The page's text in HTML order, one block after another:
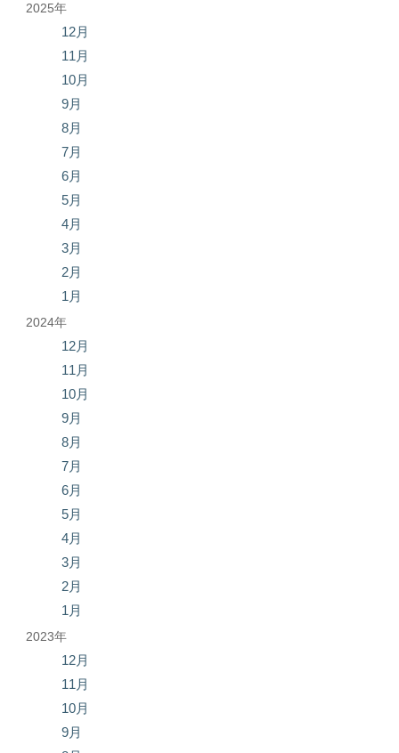
2025年
12月
11月
10月
9月
8月
7月
6月
5月
4月
3月
2月
1月
2024年
12月
11月
10月
9月
8月
7月
6月
5月
4月
3月
2月
1月
2023年
12月
11月
10月
9月